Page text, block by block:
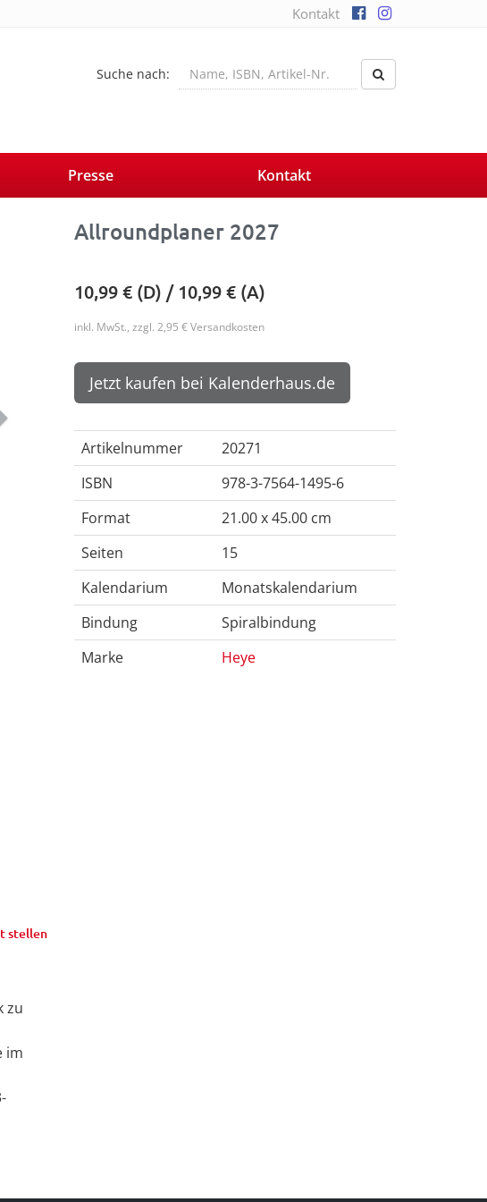
Kontakt
Suche nach:
Presse Kontakt
stellen
zu
im
Allroundplaner 2027
10,99€ (D) / 10,99€ (A)
inkl. MwSt., zzgl. 2,95 € Versandkosten
Jetzt kaufen bei Kalenderhaus.de
Artikelnummer
20271
ISBN
978-3-7564-1495-6
Format
21.00 x 45.00 cm
Seiten
15
Kalendarium
Monatskalendarium
Bindung
Spiralbindung
Marke
Heye